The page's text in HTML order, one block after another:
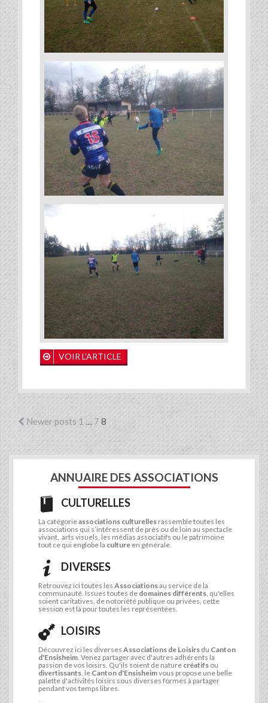
VOIR L'ARTICLE
Newer posts 1 … 7 8
ANNUAIRE DES ASSOCIATIONS
CULTURELLES
La catégorieassociations culturelles rassemble toutes les
associations qui s’intéressent de près ou de loin au spectacle
vivant, arts visuels, les médias associatifs ou le patrimoine
tout ce qui englobe la culture en générale.
DIVERSES
Retrouvez ici toutes les Associationsau service de la
communauté. Issues toutes de domaines différents, qu'elles
soient caritatives, de notoriété publique ou privées, cette
session est là pour toutes les représentées.
LOISIRS
Découvrez ici les diverses Associations de Loisirs du Canton
d'Ensisheim. Venez partager avec d'autres adhérents la
passion de vos loisirs. Qu'ils soient de nature créatifs ou
divertissants, le Canton d'Ensisheimvous propose une belle
palette d'activités loisirs sous diverses formes à partager
pendant vos temps libres.